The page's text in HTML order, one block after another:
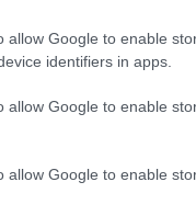
allow Google to enable
identifiers in apps.
allow Google to enable
allow Google to enable
και επιβάτες,
θαύμα!).
αρχικά